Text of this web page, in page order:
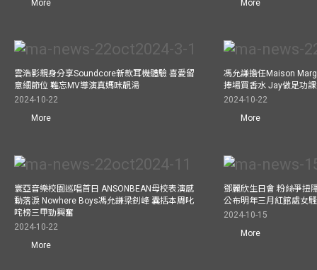
More
More
雲浩影親身分享Soundcore新款耳機體驗 喜愛留
意細節位 難忘MV導演真媽咪靚湯
2024-10-22
More
馮允謙擔任Maison
捧場買香水 Jay做足功
2024-10-22
More
寰亞音樂校園巡唱首日 ANSONBEAN母校表演感
動落淚 Nowhere Boys馮允謙梁釗峰 囊括本周叱
咤榜三甲勁興奮
2024-10-22
More
鄧麗欣生日會 粉絲爭扭
公布明年三月紅館處女
2024-10-15
More